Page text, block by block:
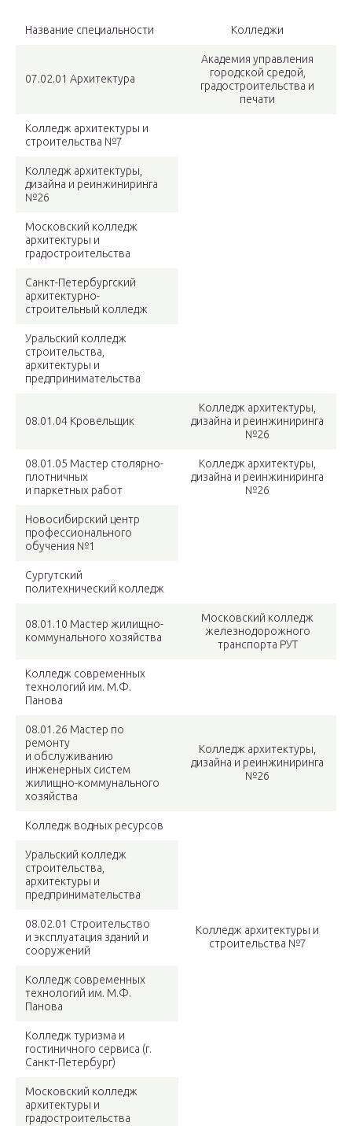
Название специальности Колледжи
07.02.01 Архитектура
Академия управления
городской средой,
градостроительства и
печати
Колледж архитектуры и
строительства №7
Колледж архитектуры,
дизайна и реинжиниринга
№26
Московский колледж
архитектуры и
градостроительства
Санкт-Петербургский
архитектурно-
строительный колледж
Уральский колледж
строительства,
архитектуры и
предпринимательства
08.01.04 Кровельщик
Колледж архитектуры,
дизайна и реинжиниринга
№26
08.01.05 Мастер столярно-
плотничных
и паркетных работ
Колледж архитектуры,
дизайна и реинжиниринга
№26
Новосибирский центр
профессионального
обучения №1
Сургутский
политехнический колледж
08.01.10 Мастер жилищно-
коммунального хозяйства
Московский колледж
железнодорожного
транспорта РУТ
Колледж современных
технологий им. М.Ф.
Панова
08.01.26 Мастер по
ремонту
и обслуживанию
инженерных систем
жилищно-коммунального
хозяйства
Колледж архитектуры,
дизайна и реинжиниринга
№26
Колледж водных ресурсов
Уральский колледж
строительства,
архитектуры и
предпринимательства
08.02.01 Строительство
и эксплуатация зданий и
сооружений
Колледж архитектуры и
строительства №7
Колледж современных
технологий им. М.Ф.
Панова
Колледж туризма и
гостиничного сервиса (г.
Санкт-Петербург)
Московский колледж
архитектуры и
градостроительства